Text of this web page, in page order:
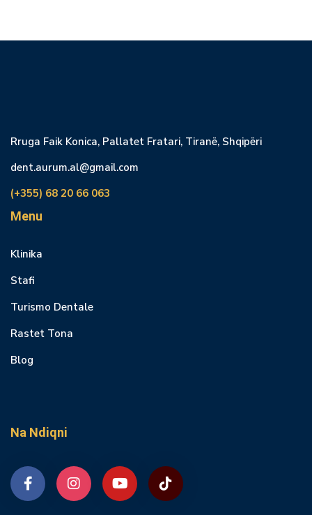
Rruga Faik Konica, Pallatet Fratari, Tiranë, Shqipëri
dent.aurum.al@gmail.com
(+355) 68 20 66 063
Menu
Klinika
Stafi
Turismo Dentale
Rastet Tona
Blog
Na Ndiqni